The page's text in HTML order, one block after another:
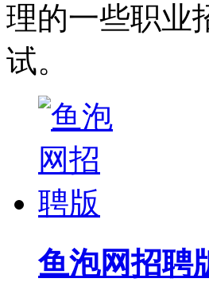
理的一些职业
试。
鱼泡网招聘